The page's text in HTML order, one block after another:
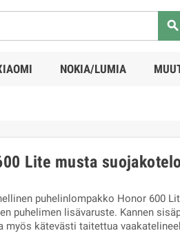
search
NOKIA/LUMIA
Lite musta suojakotelo
puhelinlompakko Honor 600
puhelimen lisävaruste. Kannen
myös kätevästi taitettua